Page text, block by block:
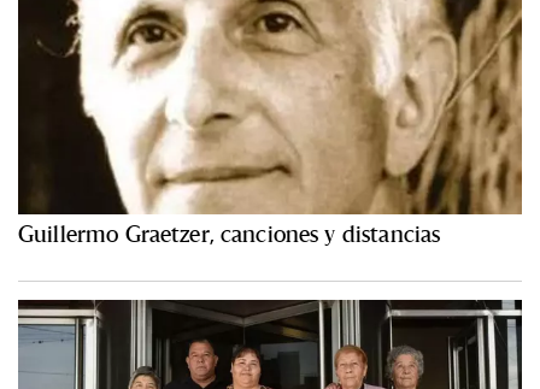
Guillermo Graetzer, canciones y distancias